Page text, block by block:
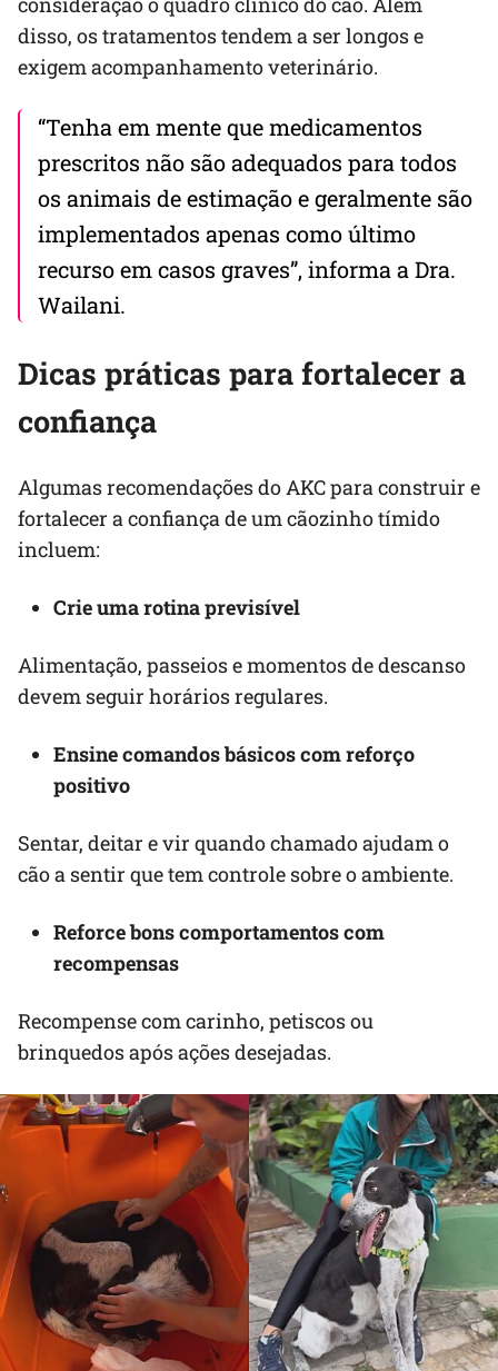
disso, os tratamentos tendem a ser longos e
exigem acompanhamento veterinário.
“Tenha em mente que medicamentos
prescritos não são adequados para todos
os animais de estimação e geralmente são
implementados apenas como último
recurso em casos graves”, informa a Dra.
Wailani.
Dicas práticas para fortalecer a
confiança
Algumas recomendações do AKC para construir e
fortalecer a confiança de um cãozinho tímido
incluem:
Crie uma rotina previsível
Alimentação, passeios e momentos de descanso
devem seguir horários regulares.
Ensine comandos básicos com reforço
positivo
Sentar, deitar e vir quando chamado ajudam o
cão a sentir que tem controle sobre o ambiente.
Reforce bons comportamentos com
recompensas
Recompense com carinho, petiscos ou
brinquedos após ações desejadas.